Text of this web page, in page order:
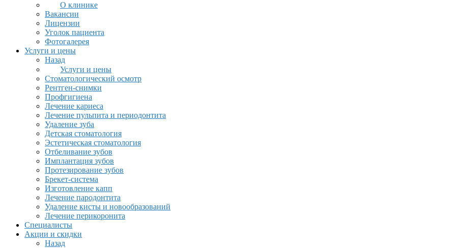
О клинике
Вакансии
Лицензии
Уголок пациента
Фотогалерея
Услуги и цены
Назад
Услуги и цены
Стоматологический осмотр
Рентген-снимки
Профгигиена
Лечение кариеса
Лечение пульпита и периодонтита
Удаление зуба
Детская стоматология
Эстетическая стоматология
Отбеливание зубов
Имплантация зубов
Протезирование зубов
Брекет-система
Изготовление капп
Лечение пародонтита
Удаление кисты и новообразований
Лечение перикоронита
Специалисты
Акции и скидки
Назад